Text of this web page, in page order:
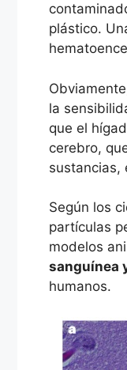
plástico.
la
que el
cerebro,
sustancias,
Según los
partículas
modelos
sanguínea
humanos.